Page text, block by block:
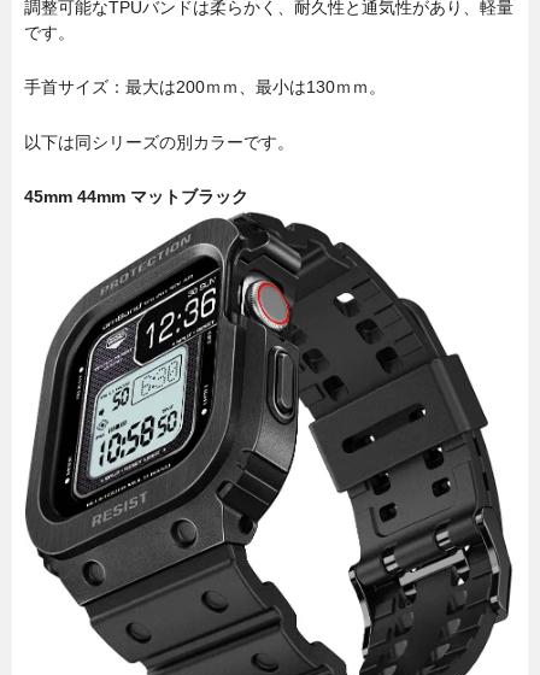
調整可能なTPUバンドは柔らかく、耐久性と通気性があり、軽量
です。
手首サイズ：最大は200ｍｍ、最小は130ｍｍ。
以下は同シリーズの別カラーです。
45mm 44mm マットブラック